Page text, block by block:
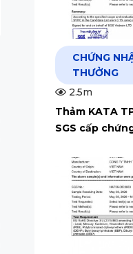
CHỨNG
THƯỞNG
2.5m
Thảm KATA
SGS cấp